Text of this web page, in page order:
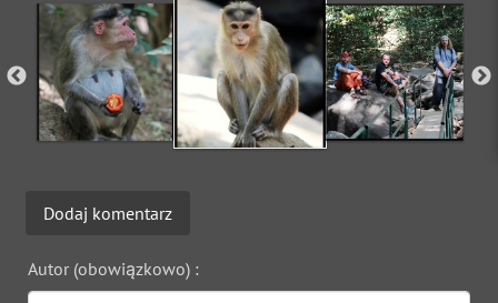
Dodaj komentarz
Autor (obowiązkowo) :